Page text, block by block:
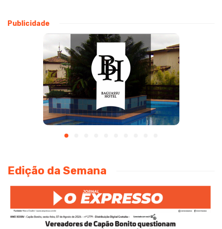
Publicidade
Edição da Semana